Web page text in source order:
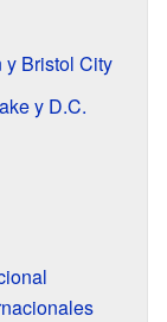
y Bristol City
y D.C.